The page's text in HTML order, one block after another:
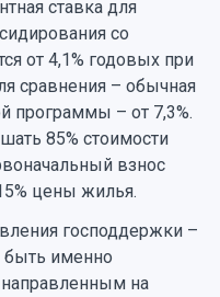
ставка для
со
от 4,1% годовых при
сравнения – обычная
программы – от 7,3%.
85% стоимости
взнос
цены жилья.
господдержки –
именно
на